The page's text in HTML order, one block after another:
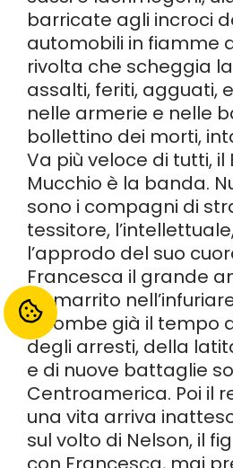
barricate agli incroci
automobili in fiamme
rivolta che scheggia
assalti, feriti, agguati,
nelle armerie e nelle
bollettino dei morti,
Va più veloce di tutti, il
Mucchio è la banda.
sono i compagni di
tessitore,
l’approdo del suo
Francesca il grande
e smarrito
incombe già il tempo
degli arresti, della
e di nuove battaglie
Centroamerica. Poi il
una vita arriva
sul volto di Nelson, il